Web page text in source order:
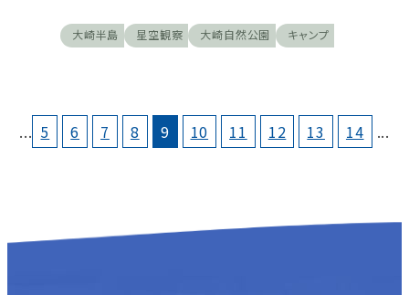
大崎半島 星空観察 大崎自然公園 キャンプ
... 5 6 7 8 9 10 11 12 13 14 ...